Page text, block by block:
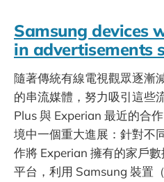
Samsung devices
in advertisements
隨著傳統有線電視觀眾逐漸
的串流媒體，努力吸引這些
Plus 與 Experian 最近的合
境中一個重大進展：針對不
作將 Experian 擁有的家戶
平台，利用 Samsung 裝置